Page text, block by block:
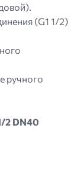
(G1 1/2)
ручного
2 DN40